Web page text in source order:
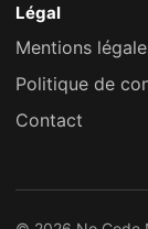
Légal
Mentions
Politique de
Contact